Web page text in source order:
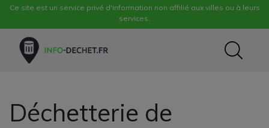
Ce site est un service privé d'information non affilié aux villes ou à leurs
services.
Déchetterie de